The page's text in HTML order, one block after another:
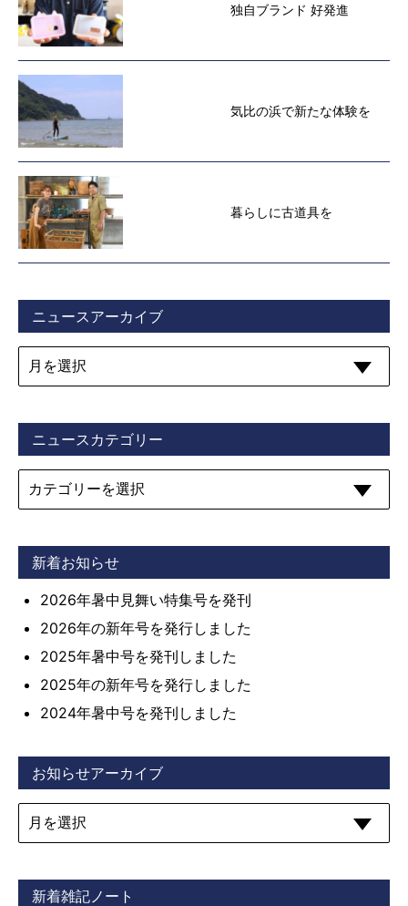
独自ブランド 好発進
気比の浜で新たな体験を
暮らしに古道具を
ニュースアーカイブ
ニュースカテゴリー
新着お知らせ
2026年暑中見舞い特集号を発刊
2026年の新年号を発行しました
2025年暑中号を発刊しました
2025年の新年号を発行しました
2024年暑中号を発刊しました
お知らせアーカイブ
新着雑記ノート